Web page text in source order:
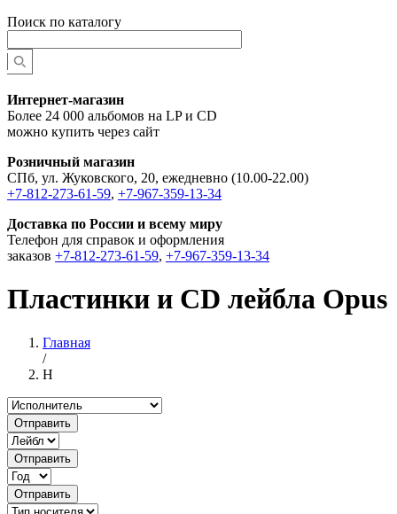
Поиск по каталогу
Интернет-магазин
Более 24 000 альбомов на LP и CD
можно купить через сайт
Розничный магазин
СПб, ул. Жуковского, 20, ежедневно (10.00-22.00)
+7-812-273-61-59, +7-967-359-13-34
Доставка по России и всему миру
Телефон для справок и оформления
заказов +7-812-273-61-59, +7-967-359-13-34
Пластинки и CD лейбла Opus
Главная
/
H
Отправить
Отправить
Отправить